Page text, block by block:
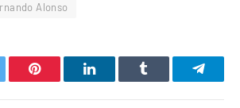
Alonso
Pinterest LinkedInTumblr